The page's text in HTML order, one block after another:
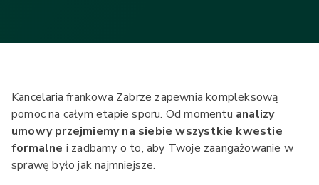
Kancelaria frankowa Zabrze zapewnia kompleksową
pomoc na całym etapie sporu. Od momentu analizy
umowy przejmiemy na siebie wszystkie kwestie
formalne i zadbamy o to, aby Twoje zaangażowanie w
sprawę było jak najmniejsze.